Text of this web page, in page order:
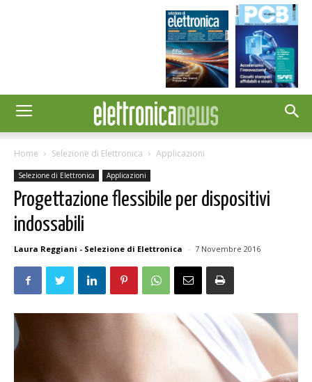
Home Selezione di Elettronica Applicazioni
Selezione di Elettronica Applicazioni
Progettazione flessibile per dispositivi
indossabili
Laura Reggiani - Selezione di Elettronica - 7 Novembre 2016